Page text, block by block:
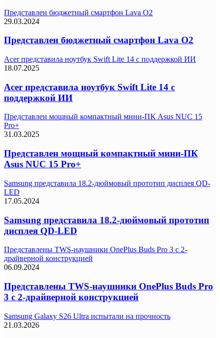
Представлен бюджетный смартфон Lava O2
29.03.2024
Представлен бюджетный смартфон Lava O2
Acer представила ноутбук Swift Lite 14 с поддержкой ИИ
18.07.2025
Acer представила ноутбук Swift Lite 14 с
поддержкой ИИ
Представлен мощный компактный мини-ПК Asus NUC 15
Pro+
31.03.2025
Представлен мощный компактный мини-ПК
Asus NUC 15 Pro+
Samsung представила 18.2-дюймовый прототип дисплея QD-
LED
17.05.2024
Samsung представила 18.2-дюймовый прототип
дисплея QD-LED
Представлены TWS-наушники OnePlus Buds Pro 3 с 2-
драйверной конструкцией
06.09.2024
Представлены TWS-наушники OnePlus Buds Pro
3 с 2-драйверной конструкцией
Samsung Galaxy S26 Ultra испытали на прочность
21.03.2026